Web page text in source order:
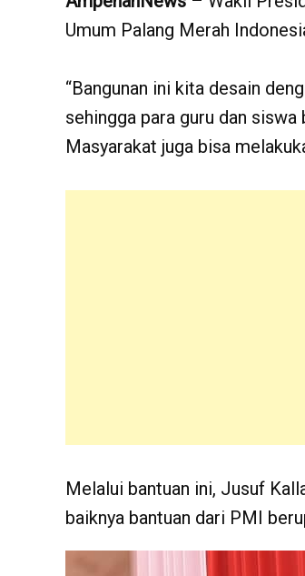
Umum Palang Merah
“Bangunan ini kita desain
sehingga para guru dan
Masyarakat juga bisa
Melalui bantuan ini, Jusuf
baiknya bantuan dari PMI